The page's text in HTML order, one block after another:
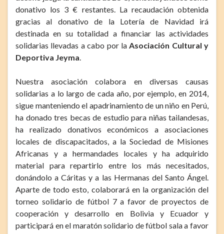
donativo los 3 € restantes. La recaudación obtenida
gracias al donativo de la Lotería de Navidad irá
destinada en su totalidad a financiar las actividades
solidarias llevadas a cabo por la Asociación Cultural y
Deportiva Jeyma
Nuestra asociación colabora en diversas causas
solidarias a lo largo de cada año, por ejemplo, en 2014,
sigue manteniendo el apadrinamiento de un niño en Perú,
ha donado tres becas de estudio para niñas tailandesas,
ha realizado donativos económicos a asociaciones
locales de discapacitados, a la Sociedad de Misiones
Africanas y a hermandades locales y ha adquirido
material para repartirlo entre los más necesitados,
donándolo a Cáritas y a las Hermanas del Santo Ángel.
Aparte de todo esto, colaborará en la organización del
torneo solidario de fútbol 7 a favor de proyectos de
cooperación y desarrollo en Bolivia y Ecuador y
participará en el maratón solidario de fútbol sala a favor